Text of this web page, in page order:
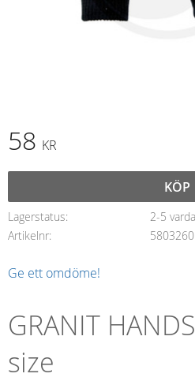
58 KR
KÖP
Lagerstatus
2-5
Artikelnr
Ge ett omdöme!
GRANIT
size